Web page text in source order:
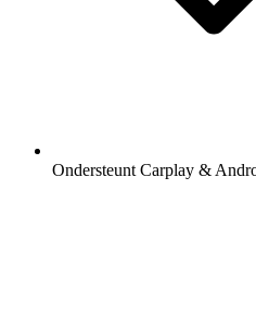
Ondersteunt Carplay &